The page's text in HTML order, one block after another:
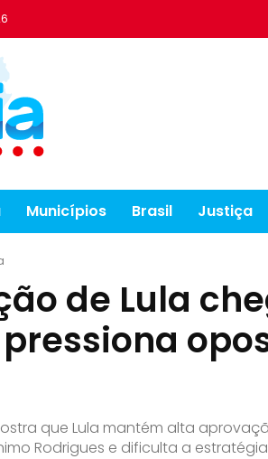
Municípios Brasil Justiça
de Lula
que Lula mantém alta
Rodrigues e dificulta a